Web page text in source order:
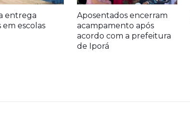
entrega
em escolas
Aposentados encerram
acampamento após
acordo com a prefeitura
de Iporá